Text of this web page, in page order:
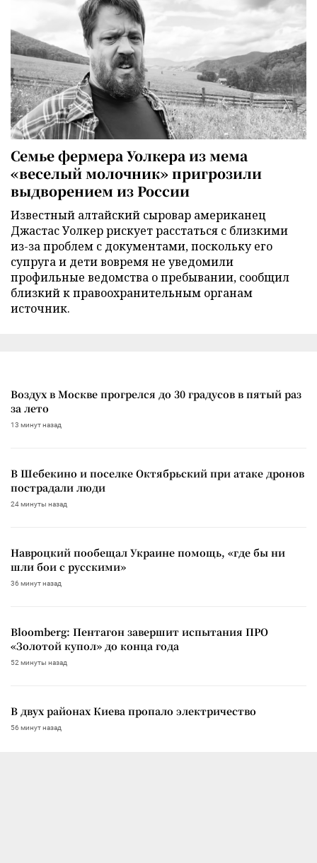
Семье фермера Уолкера из мема
«веселый молочник» пригрозили
выдворением из России
Известный алтайский сыровар американец
Джастас Уолкер рискует расстаться с близкими
из-за проблем с документами, поскольку его
супруга и дети вовремя не уведомили
профильные ведомства о пребывании, сообщил
близкий к правоохранительным органам
источник.
Воздух в Москве прогрелся до 30 градусов в пятый раз
за лето
13 минут назад
В Шебекино и поселке Октябрьский при атаке дронов
пострадали люди
24 минуты назад
Навроцкий пообещал Украине помощь, «где бы ни
шли бои с русскими»
36 минут назад
Bloomberg: Пентагон завершит испытания ПРО
«Золотой купол» до конца года
52 минуты назад
В двух районах Киева пропало электричество
56 минут назад